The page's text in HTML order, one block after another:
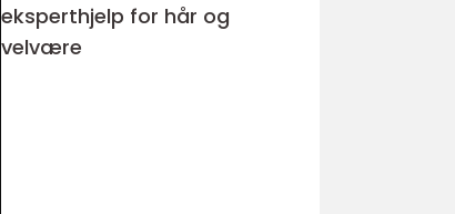
eksperthjelp for hår og
velvære